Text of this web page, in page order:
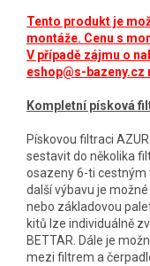
Tento produkt je
montáže. Cenu s
V případě zájmu o
eshop@s-bazeny.cz
Kompletní písková
Pískovou filtraci
sestavit do několika
osazeny 6-ti
další výbavu je
nebo základovou
kitů lze individuálně
BETTAR. Dále je
mezi filtrem a